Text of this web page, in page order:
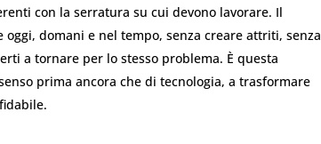
con la serratura su cui devono lavorare. Il
domani e nel tempo, senza creare attriti, senza
a tornare per lo stesso problema. È questa
prima ancora che di tecnologia, a trasformare